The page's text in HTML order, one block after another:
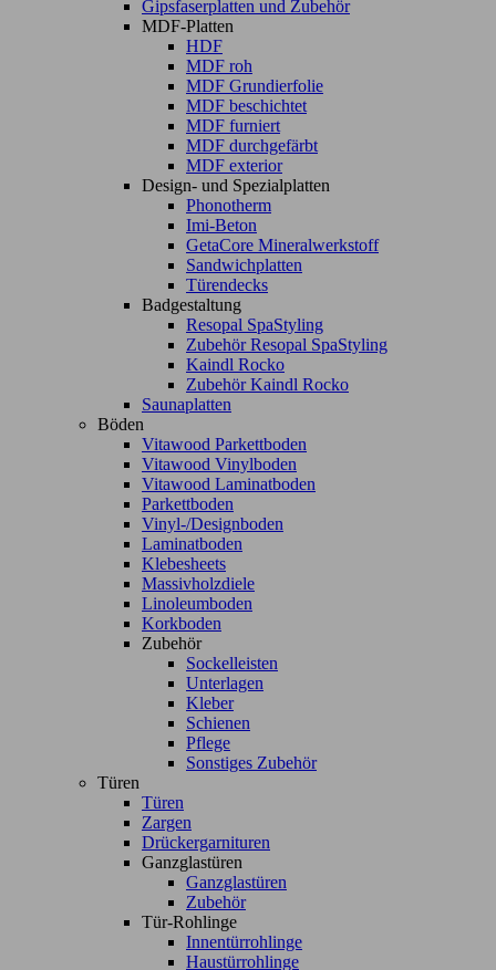
Gipsfaserplatten und Zubehör
MDF-Platten
HDF
MDF roh
MDF Grundierfolie
MDF beschichtet
MDF furniert
MDF durchgefärbt
MDF exterior
Design- und Spezialplatten
Phonotherm
Imi-Beton
GetaCore Mineralwerkstoff
Sandwichplatten
Türendecks
Badgestaltung
Resopal SpaStyling
Zubehör Resopal SpaStyling
Kaindl Rocko
Zubehör Kaindl Rocko
Saunaplatten
Böden
Vitawood Parkettboden
Vitawood Vinylboden
Vitawood Laminatboden
Parkettboden
Vinyl-/Designboden
Laminatboden
Klebesheets
Massivholzdiele
Linoleumboden
Korkboden
Zubehör
Sockelleisten
Unterlagen
Kleber
Schienen
Pflege
Sonstiges Zubehör
Türen
Türen
Zargen
Drückergarnituren
Ganzglastüren
Ganzglastüren
Zubehör
Tür-Rohlinge
Innentürrohlinge
Haustürrohlinge